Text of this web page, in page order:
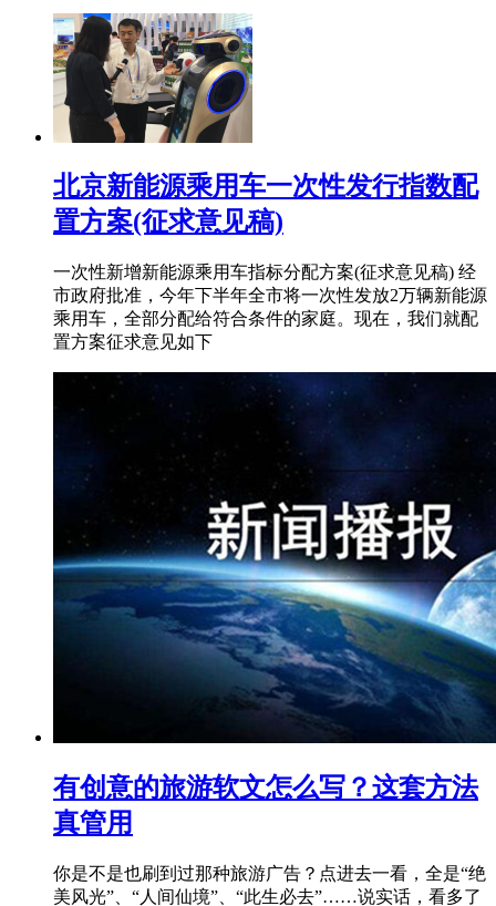
北京新能源乘用车一次性发行指数配
置方案(征求意见稿)
一次性新增新能源乘用车指标分配方案(征求意见稿) 经
市政府批准，今年下半年全市将一次性发放2万辆新能源
乘用车，全部分配给符合条件的家庭。现在，我们就配
置方案征求意见如下
有创意的旅游软文怎么写？这套方法
真管用
你是不是也刷到过那种旅游广告？点进去一看，全是“绝
美风光”、“人间仙境”、“此生必去”……说实话，看多了